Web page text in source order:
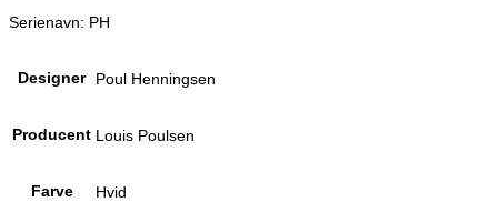
Serienavn: PH
Designer Poul Henningsen
Producent Louis Poulsen
Farve Hvid